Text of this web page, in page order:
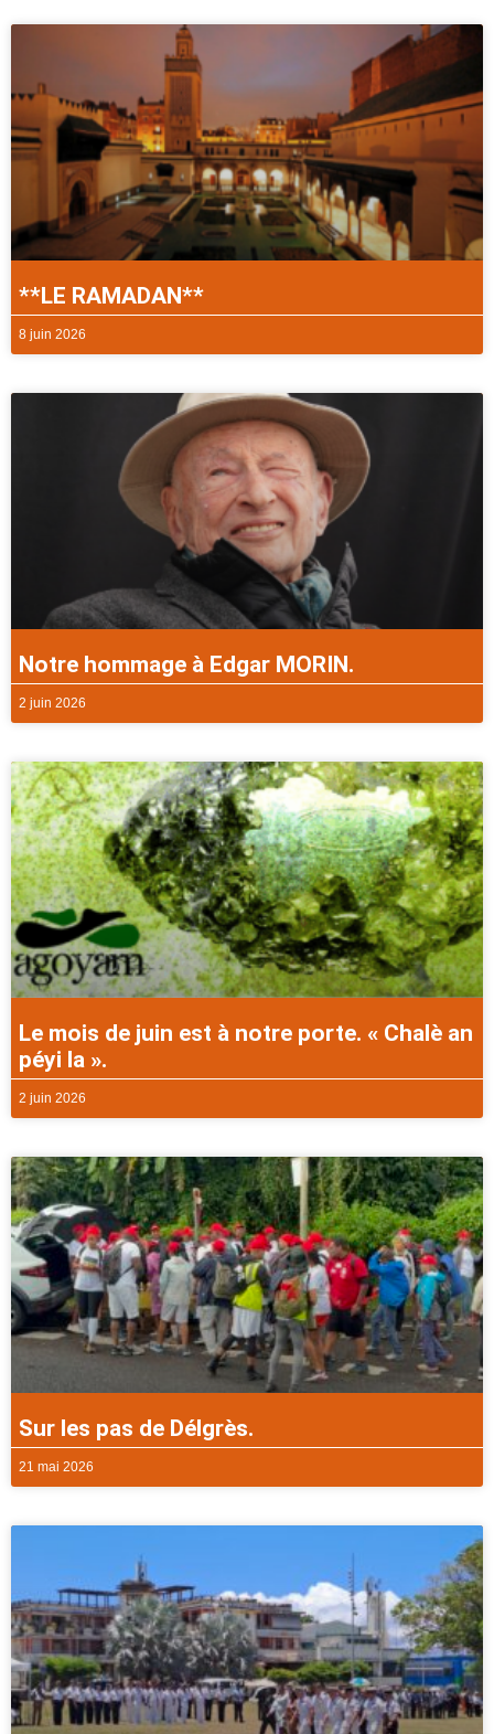
**LE RAMADAN**
8 juin 2026
Notre hommage à Edgar MORIN.
2 juin 2026
Le mois de juin est à notre porte. « Chalè an
péyi la ».
2 juin 2026
Sur les pas de Délgrès.
21 mai 2026